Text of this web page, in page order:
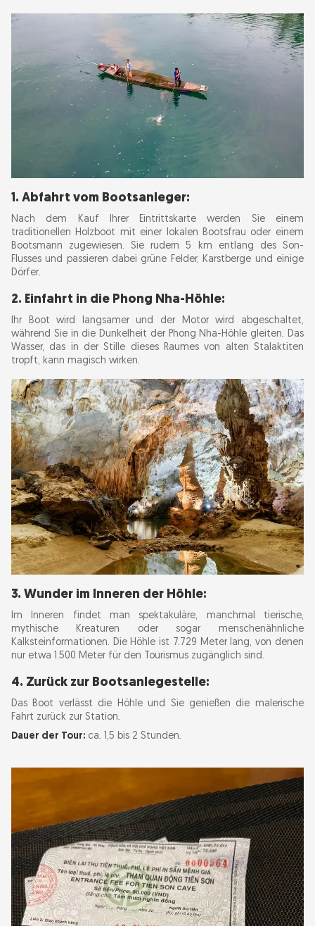
1. Abfahrt vom Bootsanleger:
Nach dem Kauf Ihrer Eintrittskarte werden Sie einem
traditionellen Holzboot mit einer lokalen Bootsfrau oder einem
Bootsmann zugewiesen. Sie rudern 5 km entlang des Son-
Flusses und passieren dabei grüne Felder, Karstberge und einige
Dörfer.
2. Einfahrt in die Phong Nha-Höhle:
Ihr Boot wird langsamer und der Motor wird abgeschaltet,
während Sie in die Dunkelheit der Phong Nha-Höhle gleiten. Das
Wasser, das in der Stille dieses Raumes von alten Stalaktiten
tropft, kann magisch wirken.
3. Wunder im Inneren der Höhle:
Im Inneren findet man spektakuläre, manchmal tierische,
mythische Kreaturen oder sogar menschenähnliche
Kalksteinformationen. Die Höhle ist 7.729 Meter lang, von denen
nur etwa 1.500 Meter für den Tourismus zugänglich sind.
4. Zurück zur Bootsanlegestelle:
Das Boot verlässt die Höhle und Sie genießen die malerische
Fahrt zurück zur Station.
Dauer der Tour: ca. 1,5 bis 2 Stunden.